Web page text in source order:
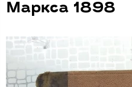
Маркса 1898